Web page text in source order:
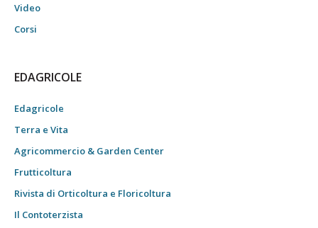
Video
Corsi
EDAGRICOLE
Edagricole
Terra e Vita
Agricommercio & Garden Center
Frutticoltura
Rivista di Orticoltura e Floricoltura
Il Contoterzista